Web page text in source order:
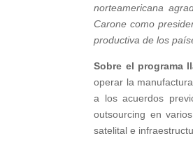
norteamericana
Carone como
productiva de los
Sobre el programa
operar la
a los acuerdos
outsourcing en
satelital e